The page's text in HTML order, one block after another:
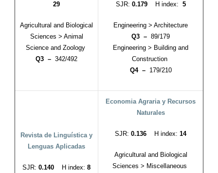
29
Agricultural and Biological
Sciences > Animal
Science and Zoology
Q3 – 342/492
SJR: 0.179 H index: 5
Engineering > Architecture
Q3 – 89/179
Engineering > Building and
Construction
Q4 – 179/210
Revista de Linguística y
Lenguas Aplicadas
SJR: 0.140 H index: 8
Economia Agraria y Recursos
Naturales
SJR: 0.136 H index: 14
Agricultural and Biological
Sciences > Miscellaneous